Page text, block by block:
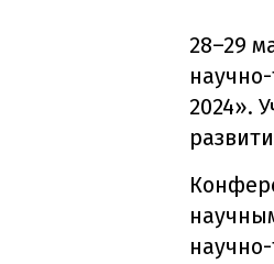
28–29
2024».